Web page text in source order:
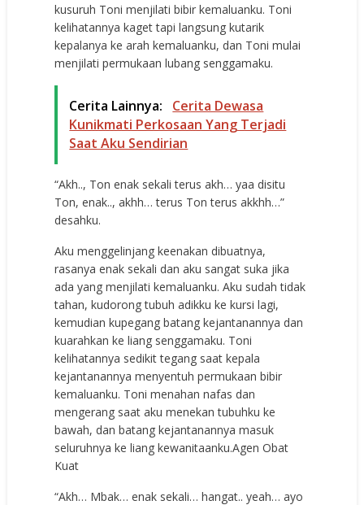
kusuruh Toni menjilati bibir kemaluanku. Toni
kelihatannya kaget tapi langsung kutarik
kepalanya ke arah kemaluanku, dan Toni mulai
menjilati permukaan lubang senggamaku.
Cerita Lainnya:
Cerita Dewasa
Kunikmati Perkosaan Yang Terjadi
Saat Aku Sendirian
“Akh.., Ton enak sekali terus akh… yaa disitu
Ton, enak.., akhh… terus Ton terus akkhh…”
desahku.
Aku menggelinjang keenakan dibuatnya,
rasanya enak sekali dan aku sangat suka jika
ada yang menjilati kemaluanku. Aku sudah tidak
tahan, kudorong tubuh adikku ke kursi lagi,
kemudian kupegang batang kejantanannya dan
kuarahkan ke liang senggamaku. Toni
kelihatannya sedikit tegang saat kepala
kejantanannya menyentuh permukaan bibir
kemaluanku. Toni menahan nafas dan
mengerang saat aku menekan tubuhku ke
bawah, dan batang kejantanannya masuk
seluruhnya ke liang kewanitaanku.Agen Obat
Kuat
“Akh… Mbak… enak sekali… hangat.. yeah… ayo